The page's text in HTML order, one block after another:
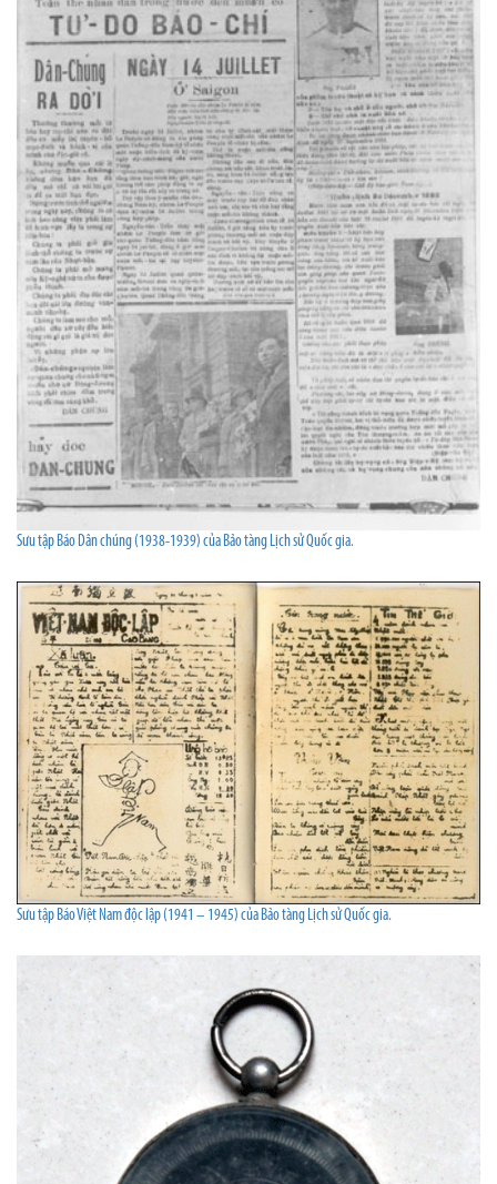
Sưu tập Báo Dân chúng (1938-1939) của Bảo tàng Lịch sử Quốc gia.
Sưu tập Báo Việt Nam độc lập (1941 – 1945) của Bảo tàng Lịch sử Quốc gia.